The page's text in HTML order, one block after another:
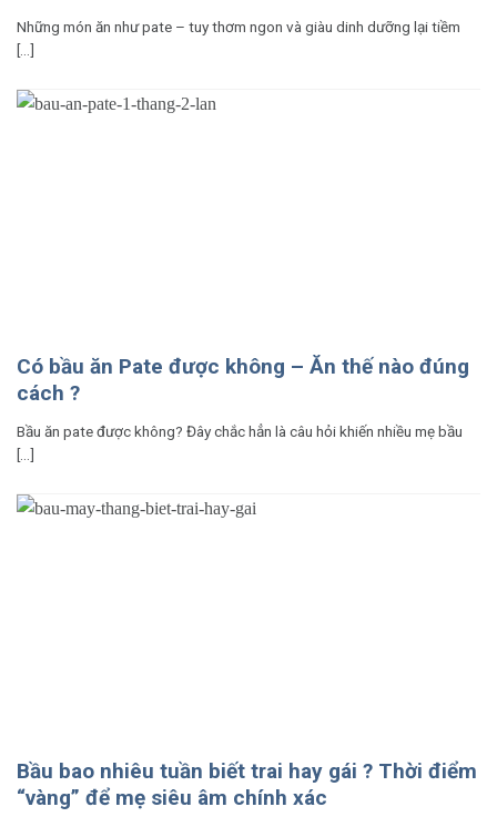
Những món ăn như pate – tuy thơm ngon và giàu dinh dưỡng lại tiềm
[...]
Có bầu ăn Pate được không – Ăn thế nào đúng
cách ?
Bầu ăn pate được không? Đây chắc hẳn là câu hỏi khiến nhiều mẹ bầu
[...]
Bầu bao nhiêu tuần biết trai hay gái ? Thời điểm
“vàng” để mẹ siêu âm chính xác